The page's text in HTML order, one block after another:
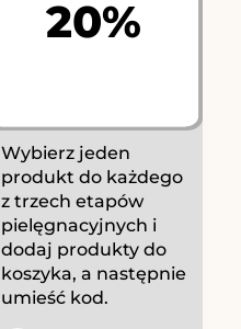
20%
Wybierz jeden
produkt do każdego
z trzech etapów
pielęgnacyjnych i
dodaj produkty do
koszyka, a następnie
umieść kod.